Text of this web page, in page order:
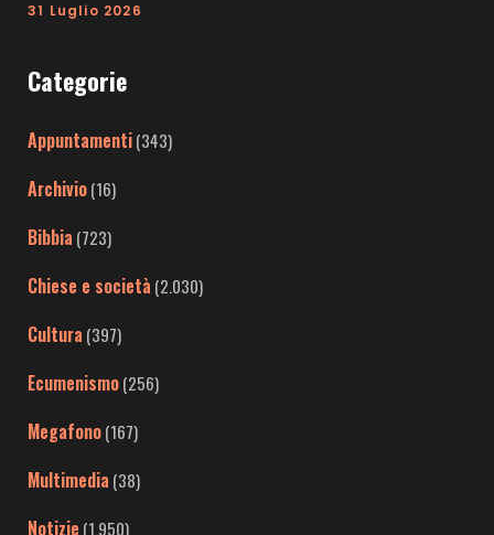
31 Luglio 2026
Categorie
Appuntamenti(343)
Archivio(16)
Bibbia (723)
Chiese e società (2.030)
Cultura (397)
Ecumenismo(256)
Megafono(167)
Multimedia (38)
Notizie (1.950)